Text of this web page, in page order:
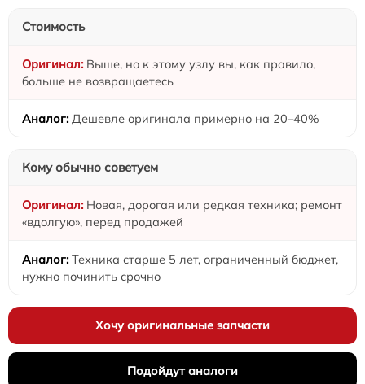
Стоимость
Выше, но к этому узлу вы, как правило,
больше не возвращаетесь
Дешевле оригинала примерно на 20–40%
Кому обычно советуем
Новая, дорогая или редкая техника; ремонт
«вдолгую», перед продажей
Техника старше 5 лет, ограниченный бюджет,
нужно починить срочно
Хочу оригинальные запчасти
Подойдут аналоги